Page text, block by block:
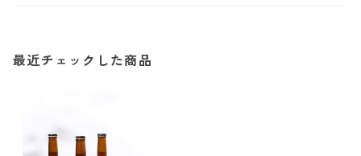
最近チェックした商品